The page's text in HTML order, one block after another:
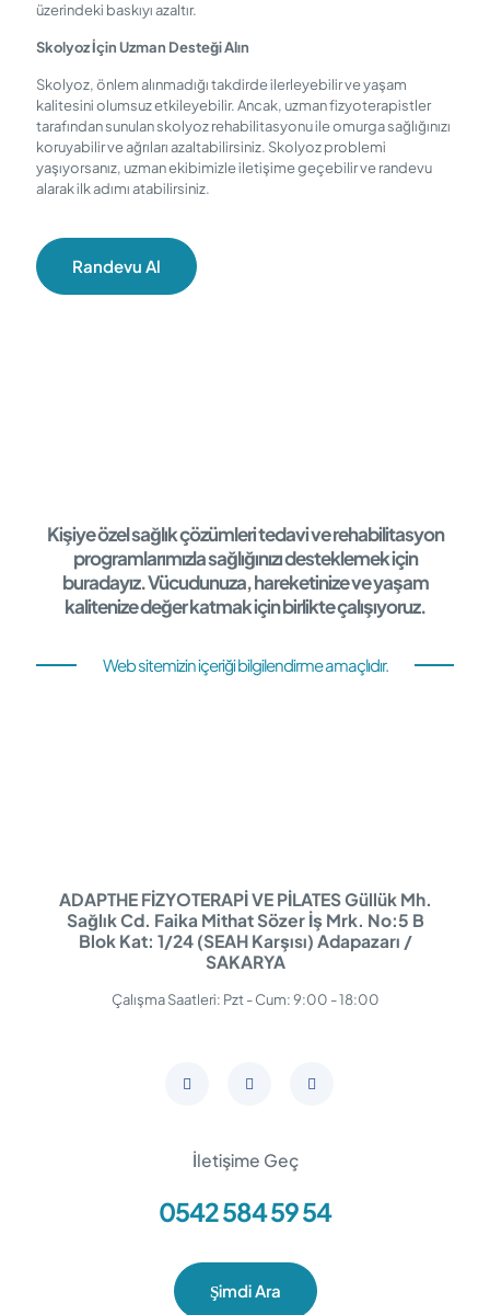
üzerindeki baskıyı azaltır.
Skolyoz İçin Uzman Desteği Alın
Skolyoz, önlem alınmadığı takdirde ilerleyebilir ve yaşam
kalitesini olumsuz etkileyebilir. Ancak, uzman fizyoterapistler
tarafından sunulan skolyoz rehabilitasyonu ile omurga sağlığınızı
koruyabilir ve ağrıları azaltabilirsiniz. Skolyoz problemi
yaşıyorsanız, uzman ekibimizle iletişime geçebilir ve randevu
alarak ilk adımı atabilirsiniz.
Randevu Al
Kişiye özel sağlık çözümleri tedavi ve rehabilitasyon
programlarımızla sağlığınızı desteklemek için
buradayız. Vücudunuza, hareketinize ve yaşam
kalitenize değer katmak için birlikte çalışıyoruz.
Web sitemizin içeriği bilgilendirme amaçlıdır.
ADAPTHE FİZYOTERAPİ VE PİLATES Güllük Mh.
Sağlık Cd. Faika Mithat Sözer İş Mrk. No:5 B
Blok Kat: 1/24 (SEAH Karşısı) Adapazarı /
SAKARYA
Çalışma Saatleri: Pzt - Cum: 9:00 - 18:00
İletişime Geç
0542 584 59 54
Şimdi Ara